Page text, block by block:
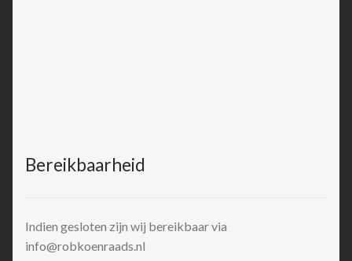
Bereikbaarheid
Indien gesloten zijn wij bereikbaar via
info@robkoenraads.nl